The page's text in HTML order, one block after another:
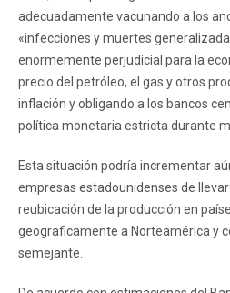
adecuadamente vacunando a los
«infecciones y muertes
enormemente perjudicial para la
precio del petróleo, el gas y otros
inflación y obligando a los bancos
política monetaria estricta durante
Esta situación podría incrementar
empresas estadounidenses de
reubicación de la producción en
geograficamente a Norteamérica y
semejante.